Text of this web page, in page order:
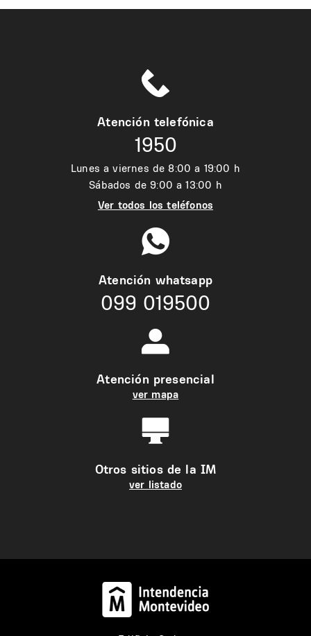
Atención telefónica
1950
Lunes a viernes de 8:00 a 19:00 h
Sábados de 9:00 a 13:00 h
Ver todos los teléfonos
Atención whatsapp
099 019500
Atención presencial
ver mapa
Otros sitios de la IM
ver listado